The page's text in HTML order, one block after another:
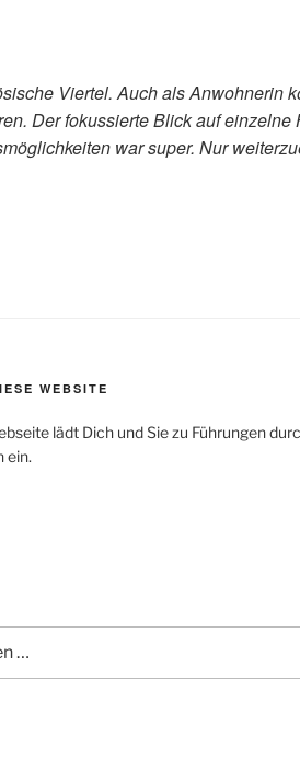
Viertel. Auch als Anwohnerin
Der fokussierte Blick auf einzelne
war super. Nur
WEBSITE
lädt Dich und Sie zu Führungen
ein.